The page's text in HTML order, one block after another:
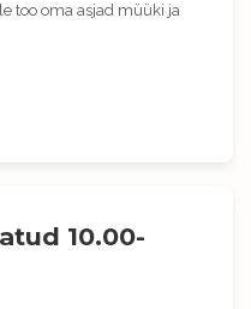
too oma asjad müüki ja
10.00-